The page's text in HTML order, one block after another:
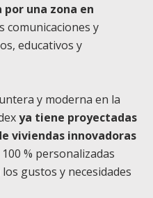
una zona en
comunicaciones y
educativos y
y moderna en la
ya tiene proyectadas
viviendas innovadoras
% personalizadas
gustos y necesidades